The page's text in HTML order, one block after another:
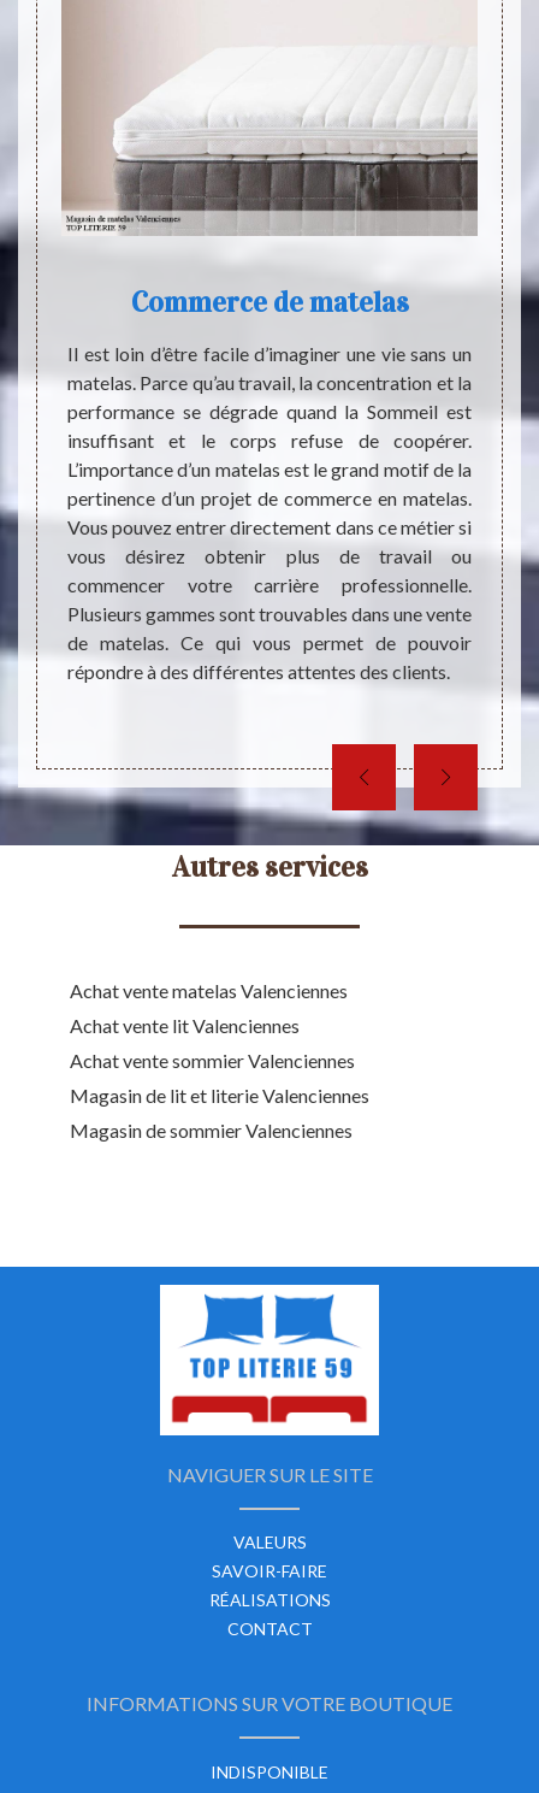
de
des
très
un
va
sont
les
Commerce de matelas
Il est loin d’être facile d’imaginer une vie sans un
matelas. Parce qu’au travail, la concentration et la
performance se dégrade quand la Sommeil est
insuffisant et le corps refuse de coopérer.
L’importance d’un matelas est le grand motif de la
pertinence d’un projet de commerce en matelas.
Vous pouvez entrer directement dans ce métier si
vous désirez obtenir plus de travail ou
commencer votre carrière professionnelle.
Plusieurs gammes sont trouvables dans une vente
de matelas. Ce qui vous permet de pouvoir
répondre à des différentes attentes des clients.
est
Autres services
Achat vente matelas Valenciennes
Achat vente lit Valenciennes
Achat vente sommier Valenciennes
Magasin de lit et literie Valenciennes
Magasin de sommier Valenciennes
NAVIGUER SUR LE SITE
VALEURS
SAVOIR-FAIRE
RÉALISATIONS
CONTACT
INFORMATIONS SUR VOTRE BOUTIQUE
INDISPONIBLE